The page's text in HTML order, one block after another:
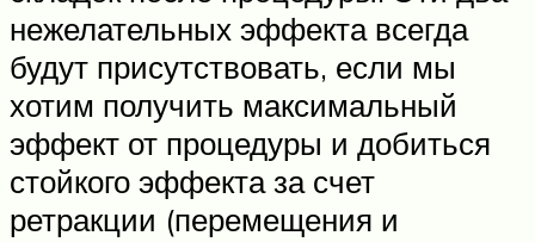
нежелательных эффекта всегда
будут присутствовать, если мы
хотим получить максимальный
эффект от процедуры и добиться
стойкого эффекта за счет
ретракции (перемещения и